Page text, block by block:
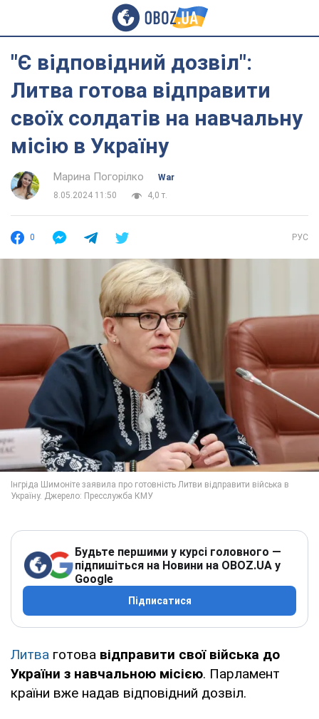
"Є відповідний дозвіл":
Литва готова відправити
своїх солдатів на навчальну
місію в Україну
Марина Погорілко
War
8.05.2024 11:50
4,0 т.
0 РУС
Будьте першими у курсі головного —
підпишіться на Новини на OBOZ.UA у
Google
Підписатися
Литва готова відправити свої війська до
України з навчальною місією. Парламент
країни вже надав відповідний дозвіл.